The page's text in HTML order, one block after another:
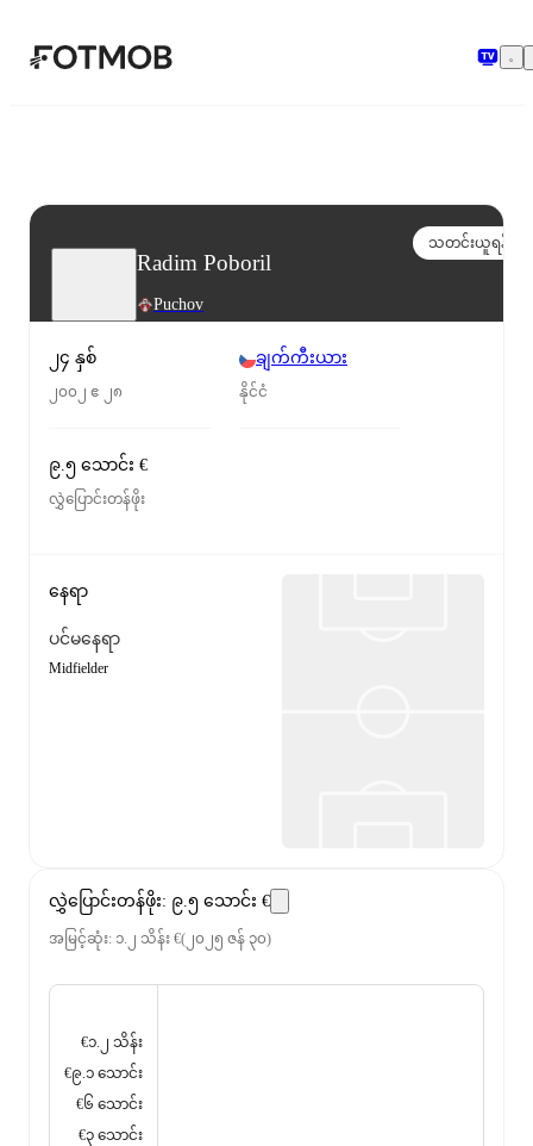
အဓိကအကြောင်းအရာသို့ ကျော်သွားရန်
Radim Poboril
Puchov
သတင်းယူရန်
၂၄ နှစ်
၂၀၀၂ ဧ ၂၈
ချက်ကီးယား
နိုင်ငံ
၉.၅ သောင်း €
လွှဲပြောင်းတန်ဖိုး
နေရာ
ပင်မနေရာ
Midfielder
လွှဲပြောင်းတန်ဖိုး: ၉.၅ သောင်း €
အမြင့်ဆုံး: ၁.၂ သိန်း €( ၂၀၂၅ ဇန် ၃၀)
€၁.၂ သိန်း
€၉.၁ သောင်း
€၆ သောင်း
€၃ သောင်း